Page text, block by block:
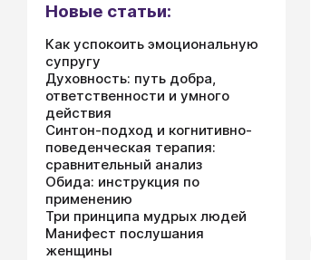
Новые статьи:
Как успокоить эмоциональную
супругу
Духовность: путь добра,
ответственности и умного
действия
Синтон-подход и когнитивно-
поведенческая терапия:
сравнительный анализ
Обида: инструкция по
применению
Три принципа мудрых людей
Манифест послушания
женщины